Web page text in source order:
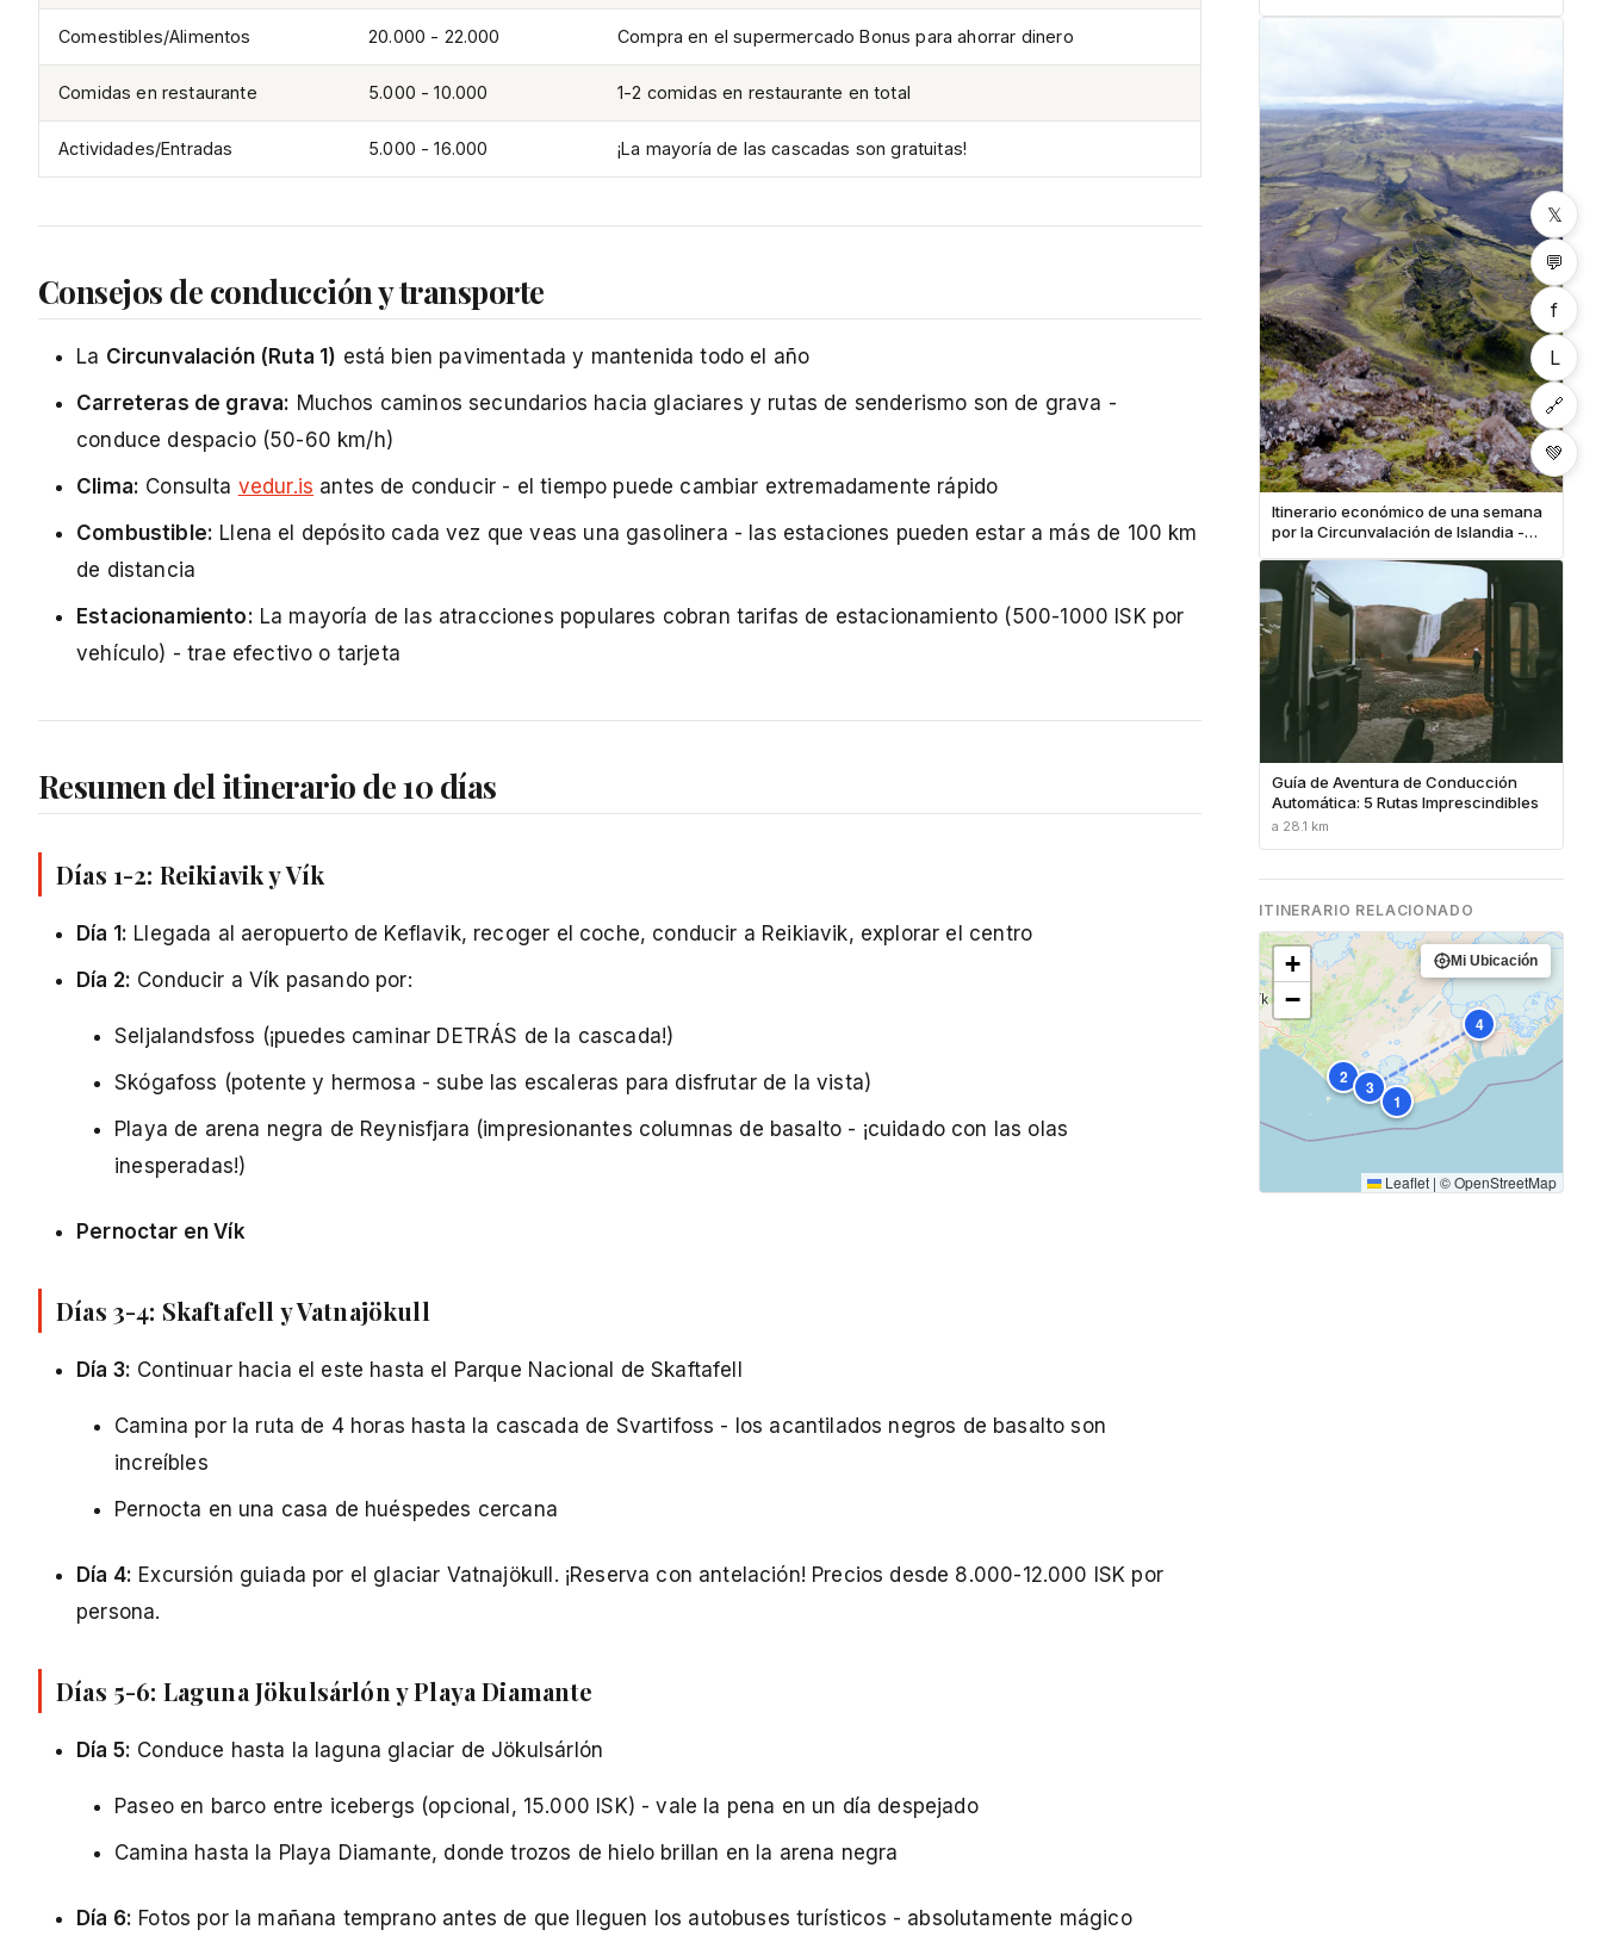
Comestibles/Alimentos 20.000 - 22.000 Compra en el supermercado Bonus para ahorrar dinero
Comidas en restaurante 5.000 - 10.000 1-2 comidas en restaurante en total
Actividades/Entradas 5.000 - 16.000 ¡La mayoría de las cascadas son gratuitas!
Consejos de conducción y transporte
La Circunvalación (Ruta 1) está bien pavimentada y mantenida todo el año
Carreteras de grava: Muchos caminos secundarios hacia glaciares y rutas de senderismo son de grava -
conduce despacio (50-60 km/h)
Clima: Consulta vedur.is antes de conducir - el tiempo puede cambiar extremadamente rápido
Combustible: Llena el depósito cada vez que veas una gasolinera - las estaciones pueden estar a más de 100 km
de distancia
Estacionamiento: La mayoría de las atracciones populares cobran tarifas de estacionamiento (500-1000 ISK por
vehículo) - trae efectivo o tarjeta
Resumen del itinerario de 10 días
Días 1-2: Reikiavik y Vík
Día 1: Llegada al aeropuerto de Keflavik, recoger el coche, conducir a Reikiavik, explorar el centro
Día 2: Conducir a Vík pasando por:
Seljalandsfoss (¡puedes caminar DETRÁS de la cascada!)
Skógafoss (potente y hermosa - sube las escaleras para disfrutar de la vista)
Playa de arena negra de Reynisfjara (impresionantes columnas de basalto - ¡cuidado con las olas
inesperadas!)
Pernoctar en Vík
Días 3-4: Skaftafell y Vatnajökull
Día 3: Continuar hacia el este hasta el Parque Nacional de Skaftafell
Camina por la ruta de 4 horas hasta la cascada de Svartifoss - los acantilados negros de basalto son
increíbles
Pernocta en una casa de huéspedes cercana
Día 4: Excursión guiada por el glaciar Vatnajökull. ¡Reserva con antelación! Precios desde 8.000-12.000 ISK por
persona.
Días 5-6: Laguna Jökulsárlón y Playa Diamante
Día 5: Conduce hasta la laguna glaciar de Jökulsárlón
Paseo en barco entre icebergs (opcional, 15.000 ISK) - vale la pena en un día despejado
Camina hasta la Playa Diamante, donde trozos de hielo brillan en la arena negra
Día 6: Fotos por la mañana temprano antes de que lleguen los autobuses turísticos - absolutamente mágico
Itinerario económico de una semana
por la Circunvalación de Islandia -
Guía de Aventura de Conducción
Automática: 5 Rutas Imprescindibles
a 28.1 km
ITINERARIO RELACIONADO
1
2 3
4
+
−
Mi Ubicación
Leaflet | ©OpenStreetMap
𝕏
💬
f
L
🔗
💚